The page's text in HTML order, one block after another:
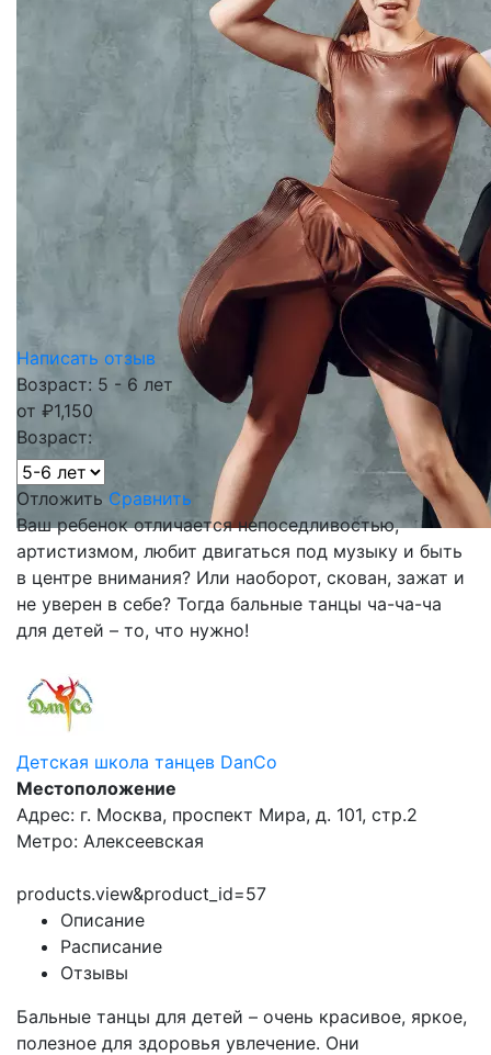
Написать отзыв
Возраст: 5 - 6 лет
от ₽1,150
Возраст:
Отложить Сравнить
Ваш ребенок отличается непоседливостью,
артистизмом, любит двигаться под музыку и быть
в центре внимания? Или наоборот, скован, зажат и
не уверен в себе? Тогда бальные танцы ча-ча-ча
для детей – то, что нужно!
Детская школа танцев DanCo
Местоположение
Адрес: г. Москва, проспект Мира, д. 101, стр.2
Метро: Алексеевская
products.view&product_id=57
Описание
Расписание
Отзывы
Бальные танцы для детей – очень красивое, яркое,
полезное для здоровья увлечение. Они